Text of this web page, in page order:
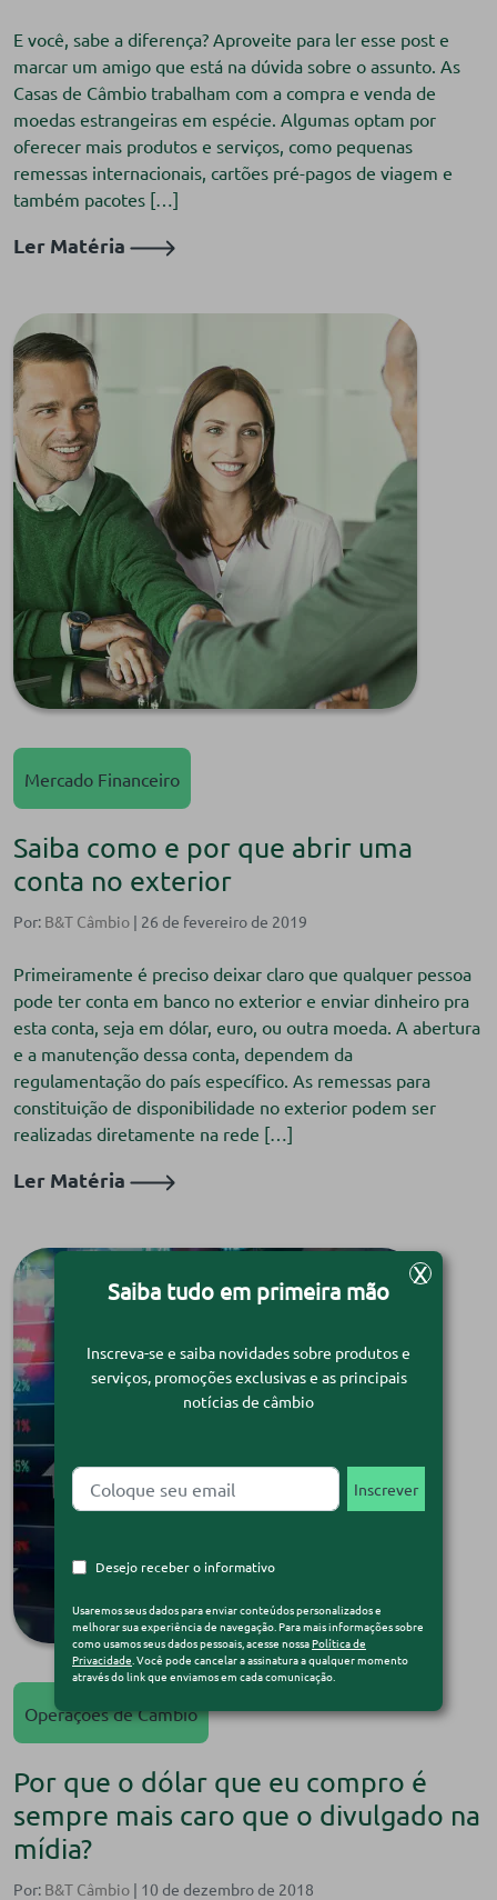
E você, sabe a diferença? Aproveite para ler esse post e
marcar um amigo que está na dúvida sobre o assunto. As
Casas de Câmbio trabalham com a compra e venda de
moedas estrangeiras em espécie. Algumas optam por
oferecer mais produtos e serviços, como pequenas
remessas internacionais, cartões pré-pagos de viagem e
também pacotes […]
Ler Matéria
Mercado Financeiro
Saiba como e por que abrir uma
conta no exterior
Por: B&T Câmbio | 26 de fevereiro de 2019
Primeiramente é preciso deixar claro que qualquer pessoa
pode ter conta em banco no exterior e enviar dinheiro pra
esta conta, seja em dólar, euro, ou outra moeda. A abertura
e a manutenção dessa conta, dependem da
regulamentação do país específico. As remessas para
constituição de disponibilidade no exterior podem ser
realizadas diretamente na rede […]
Ler Matéria
Operações de Câmbio
Por que o dólar que eu compro é
sempre mais caro que o divulgado na
mídia?
Por: B&T Câmbio | 10 de dezembro de 2018
X
Saiba tudo em primeira mão
Inscreva-se e saiba novidades sobre produtos e
serviços, promoções exclusivas e as principais
notícias de câmbio
Desejo receber o informativo
Usaremos seus dados para enviar conteúdos personalizados e
melhorar sua experiência de navegação. Para mais informações sobre
como usamos seus dados pessoais, acesse nossaPolítica de
Privacidade. Você pode cancelar a assinatura a qualquer momento
através do link que enviamos em cada comunicação.